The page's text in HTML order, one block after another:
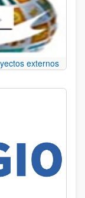
externos